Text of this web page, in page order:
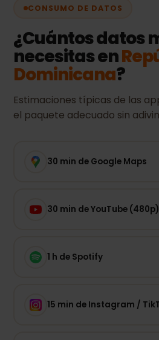
CONSUMO DE DATOS
¿Cuántos datos
necesitas en
Dominicana?
Estimaciones típicas de las
el paquete adecuado sin
30 min de Google Maps
30 min de YouTube (480p)
1 h de Spotify
15 min de Instagram /